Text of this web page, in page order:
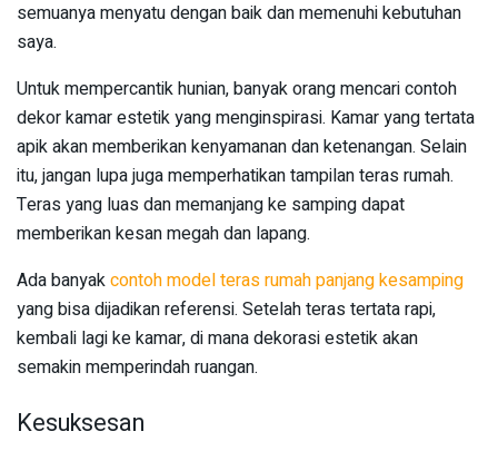
semuanya menyatu dengan baik dan memenuhi kebutuhan
saya.
Untuk mempercantik hunian, banyak orang mencari contoh
dekor kamar estetik yang menginspirasi. Kamar yang tertata
apik akan memberikan kenyamanan dan ketenangan. Selain
itu, jangan lupa juga memperhatikan tampilan teras rumah.
Teras yang luas dan memanjang ke samping dapat
memberikan kesan megah dan lapang.
Ada banyakcontoh model teras rumah panjang kesamping
yang bisa dijadikan referensi. Setelah teras tertata rapi,
kembali lagi ke kamar, di mana dekorasi estetik akan
semakin memperindah ruangan.
Kesuksesan